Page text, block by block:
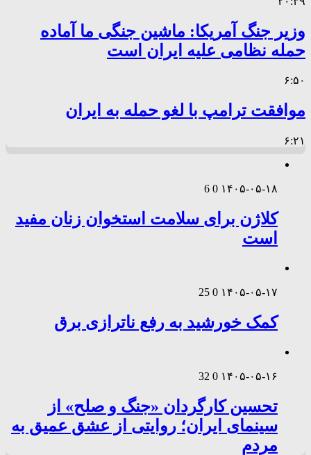
وزیر جنگ آمریکا: ماشین جنگی ما آماده
حمله نظامی علیه ایران است
۶:۵۰
موافقت ترامپ با لغو حمله به ایران
۶:۲۱
۱۴۰۵-۰۵-۱۸ 0
6
کلاژن برای سلامت استخوان زنان مفید
است
۱۴۰۵-۰۵-۱۷ 0
25
کمک خورشید به رفع ناترازی برق
۱۴۰۵-۰۵-۱۶ 0
32
تحسین کارگردان «جنگ و صلح» از
سینمای ایران؛ روایتی از عشق عمیق به
مردم